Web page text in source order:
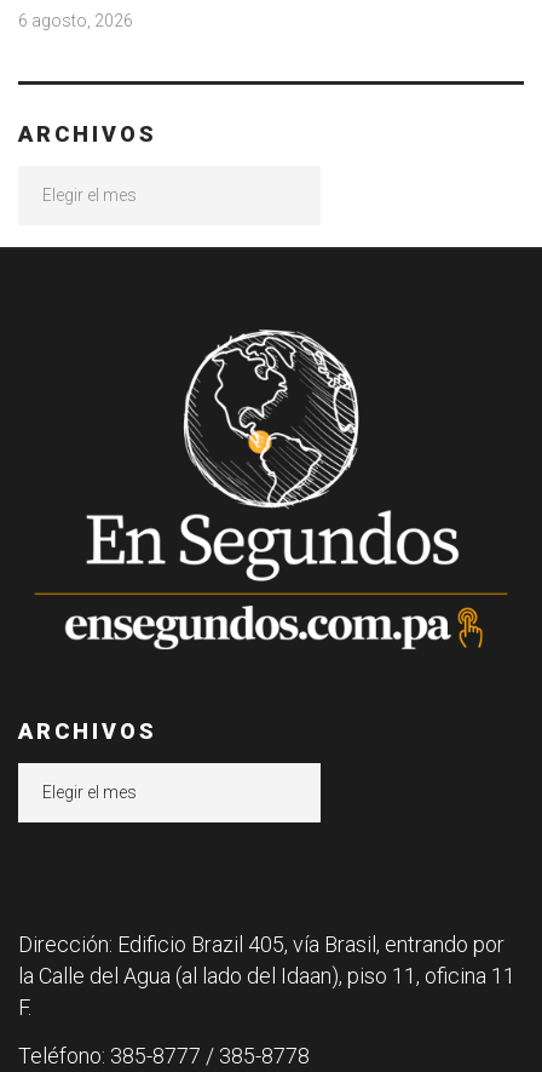
6 agosto, 2026
ARCHIVOS
ARCHIVOS
Dirección: Edificio Brazil 405, vía Brasil, entrando por
la Calle del Agua (al lado del Idaan), piso 11, oficina 11
F.
Teléfono: 385-8777 / 385-8778